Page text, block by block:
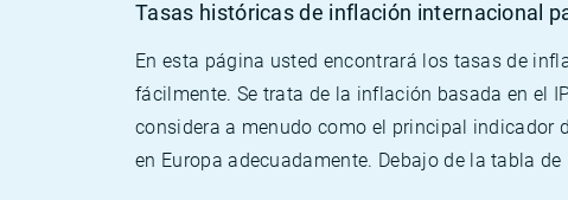
Tasas históricas de inflación internacional
En esta página usted encontrará los tasas de
fácilmente. Se trata de la inflación basada en el
considera a menudo como el principal indicador
en Europa adecuadamente. Debajo de la tabla